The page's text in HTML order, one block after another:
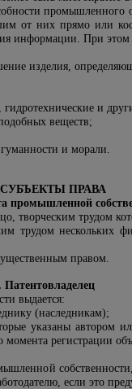
от них прямо или
информации. При
изделия,
и
веществ;
и морали.
ПРАВА
промышленной
творческим трудом
трудом нескольких
правом.
Патентовладелец
выдается:
(наследникам);
указаны автором
регистрации
если это